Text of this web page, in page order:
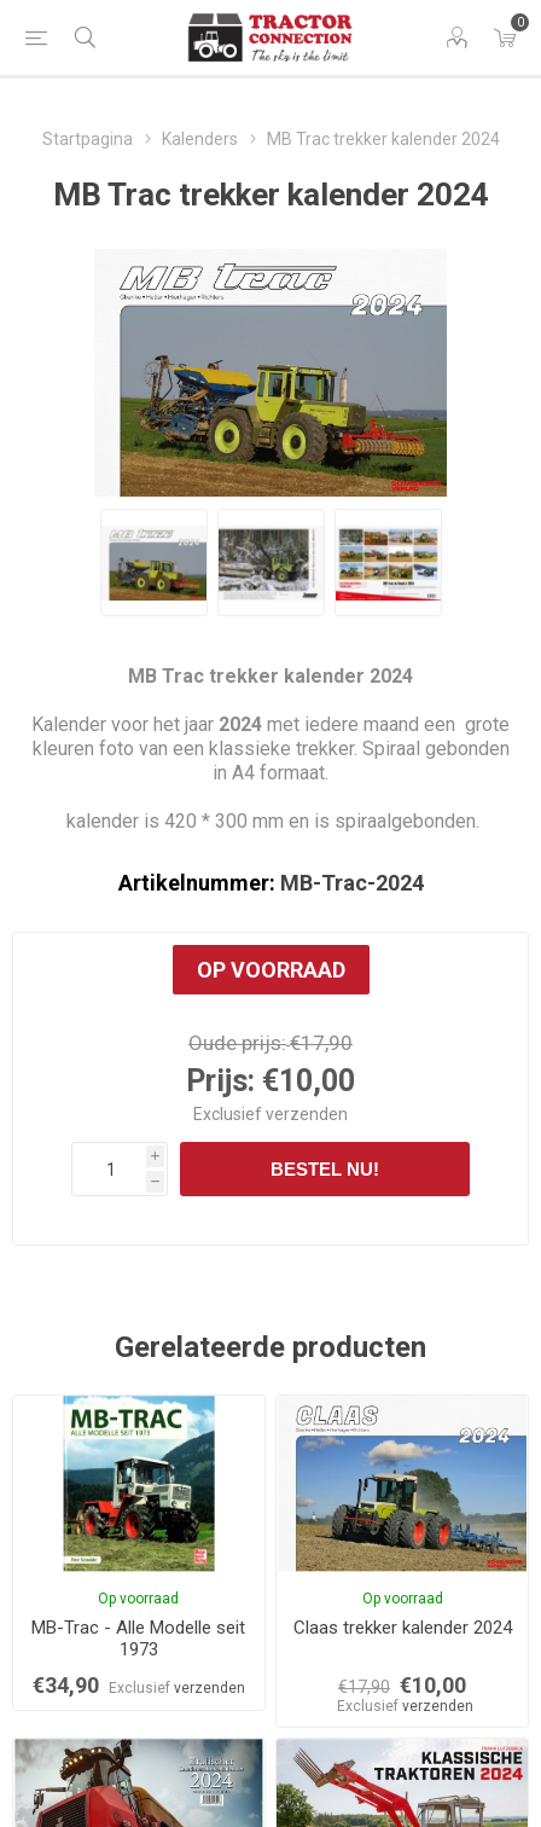
0
Startpagina Kalenders MB Trac trekker kalender 2024
MB Trac trekker kalender 2024
MB Trac trekker kalender 2024
Kalender voor het jaar 2024 met iedere maand een grote
kleuren foto van een klassieke trekker. Spiraal gebonden
in A4 formaat.
kalender is 420 * 300 mm en is spiraalgebonden.
Artikelnummer: MB-Trac-2024
OP VOORRAAD
Oude prijs:€17,90
Prijs: €10,00
Exclusiefverzenden
i
h
BESTEL NU!
Gerelateerde producten
Op voorraad
MB-Trac - Alle Modelle seit
1973
€34,90 Exclusief verzenden
Op voorraad
Claas trekker kalender 2024
€17,90 €10,00
Exclusiefverzenden